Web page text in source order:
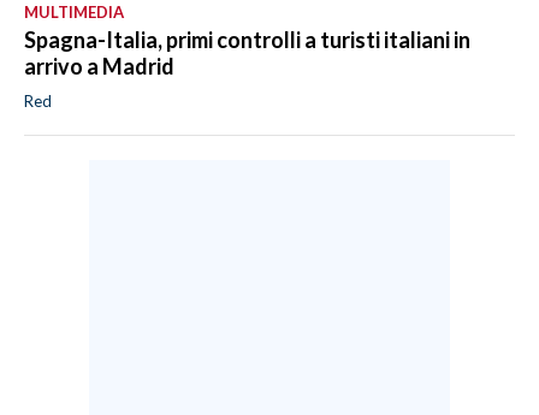
MULTIMEDIA
Spagna-Italia, primi controlli a turisti italiani in
arrivo a Madrid
Red